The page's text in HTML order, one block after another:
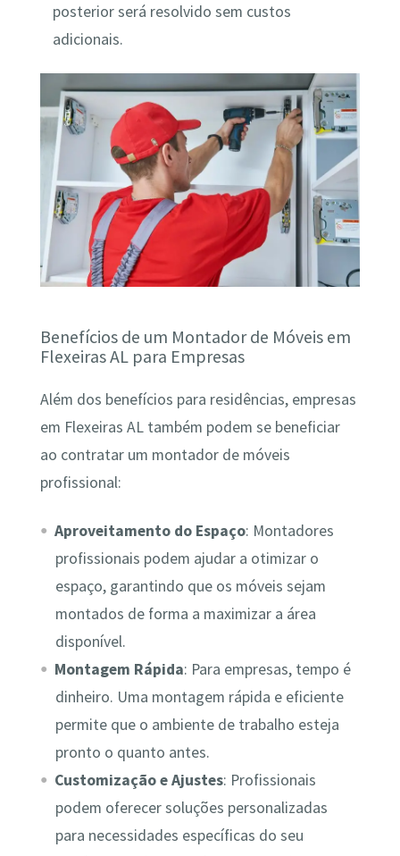
posterior será resolvido sem custos
adicionais.
Benefícios de um Montador de Móveis em
Flexeiras AL para Empresas
Além dos benefícios para residências, empresas
em Flexeiras AL também podem se beneficiar
ao contratar um montador de móveis
profissional:
Aproveitamento do Espaço: Montadores
profissionais podem ajudar a otimizar o
espaço, garantindo que os móveis sejam
montados de forma a maximizar a área
disponível.
Montagem Rápida: Para empresas, tempo é
dinheiro. Uma montagem rápida e eficiente
permite que o ambiente de trabalho esteja
pronto o quanto antes.
Customização e Ajustes: Profissionais
podem oferecer soluções personalizadas
para necessidades específicas do seu